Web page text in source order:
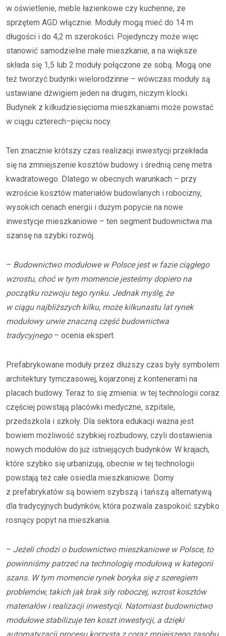
w oświetlenie, meble łazienkowe czy kuchenne, ze
sprzętem AGD włącznie. Moduły mogą mieć do 14 m
długości i do 4,2 m szerokości. Pojedynczy może więc
stanowić samodzielne małe mieszkanie, a na większe
składa się 1,5 lub 2 moduły połączone ze sobą. Mogą one
też tworzyć budynki wielorodzinne – wówczas moduły są
ustawiane dźwigiem jeden na drugim, niczym klocki.
Budynek z kilkudziesięcioma mieszkaniami może powstać
w ciągu czterech–pięciu nocy.
Ten znacznie krótszy czas realizacji inwestycji przekłada
się na zmniejszenie kosztów budowy i średnią cenę metra
kwadratowego. Dlatego w obecnych warunkach – przy
wzroście kosztów materiałów budowlanych i robocizny,
wysokich cenach energii i dużym popycie na nowe
inwestycje mieszkaniowe – ten segment budownictwa ma
szansę na szybki rozwój.
– Budownictwo modułowe w Polsce jest w fazie ciągłego
wzrostu, choć w tym momencie jesteśmy dopiero na
początku rozwoju tego rynku. Jednak myślę, że
w ciągu najbliższych kilku, może kilkunastu lat rynek
modułowy urwie znaczną część budownictwa
tradycyjnego – ocenia ekspert.
Prefabrykowane moduły przez dłuższy czas były symbolem
architektury tymczasowej, kojarzonej z kontenerami na
placach budowy. Teraz to się zmienia: w tej technologii coraz
częściej powstają placówki medyczne, szpitale,
przedszkola i szkoły. Dla sektora edukacji ważna jest
bowiem możliwość szybkiej rozbudowy, czyli dostawienia
nowych modułów do już istniejących budynków. W krajach,
które szybko się urbanizują, obecnie w tej technologii
powstają też całe osiedla mieszkaniowe. Domy
z prefabrykatów są bowiem szybszą i tańszą alternatywą
dla tradycyjnych budynków, która pozwala zaspokoić szybko
rosnący popyt na mieszkania.
– Jeżeli chodzi o budownictwo mieszkaniowe w Polsce, to
powinniśmy patrzeć na technologię modułową w kategorii
szans. W tym momencie rynek boryka się z szeregiem
problemów, takich jak brak siły roboczej, wzrost kosztów
materiałów i realizacji inwestycji. Natomiast budownictwo
modułowe stabilizuje ten koszt inwestycji, a dzięki